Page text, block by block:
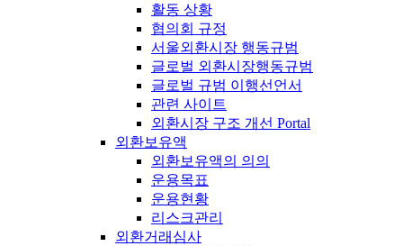
활동 상황
협의회 규정
서울외환시장 행동규범
글로벌 외환시장행동규범
글로벌 규범 이행선언서
관련 사이트
외환시장 구조 개선 Portal
외환보유액
외환보유액의 의의
운용목표
운용현황
리스크관리
외환거래심사